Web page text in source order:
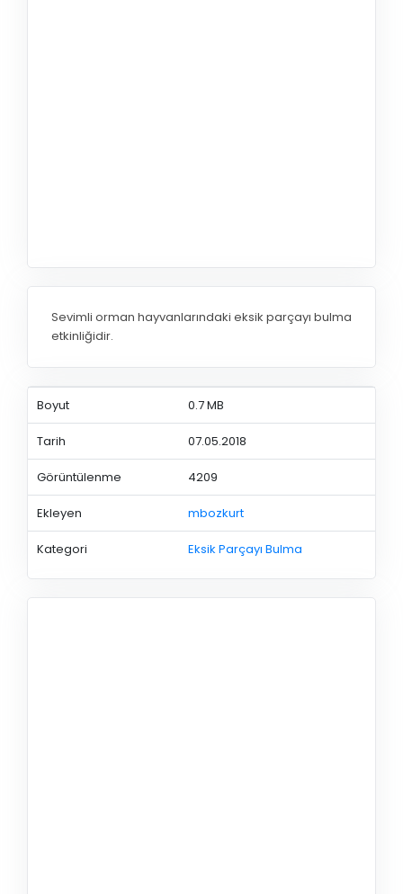
Sevimli orman hayvanlarındaki eksik parçayı bulma
etkinliğidir.
Boyut 0.7 MB
Tarih 07.05.2018
Görüntülenme 4209
Ekleyen mbozkurt
Kategori Eksik Parçayı Bulma